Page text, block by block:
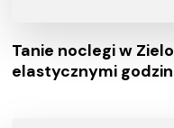
Tanie noclegi w
elastycznymi